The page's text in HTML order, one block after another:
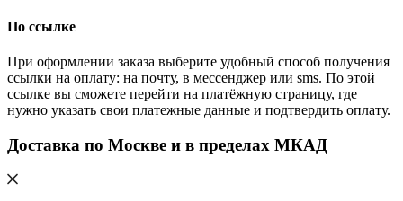
По ссылке
При оформлении заказа выберите удобный способ получения
ссылки на оплату: на почту, в мессенджер или sms. По этой
ссылке вы сможете перейти на платёжную страницу, где
нужно указать свои платежные данные и подтвердить оплату.
Доставка по Москве и в пределах МКАД